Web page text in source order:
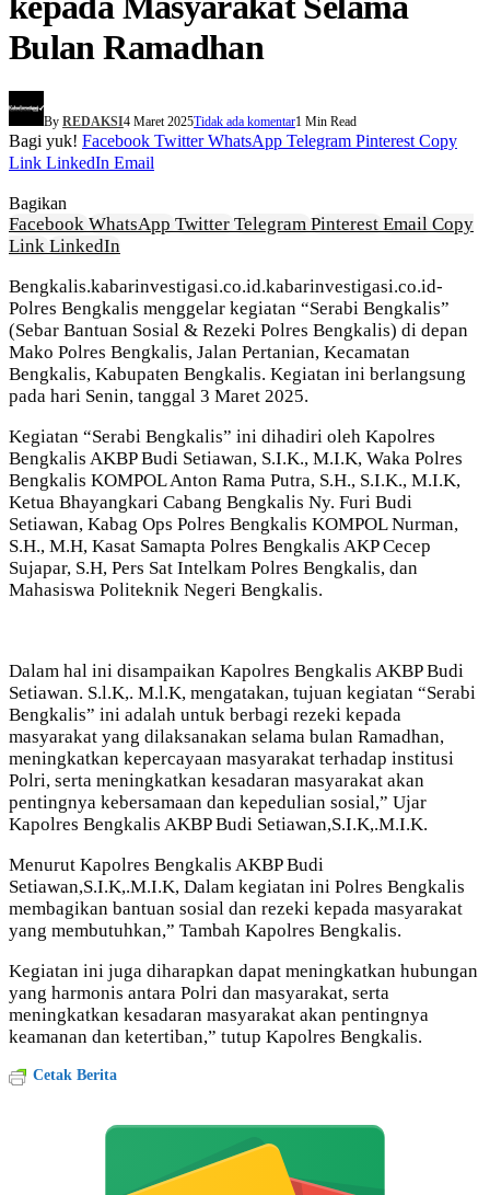
Bulan Ramadhan
By REDAKSI4 Maret 2025Tidak ada komentar1 Min Read
Bagi yuk! Facebook Twitter WhatsApp Telegram Pinterest Copy
Link LinkedIn Email
Bagikan
Facebook WhatsApp Twitter Telegram Pinterest Email Copy
Link LinkedIn
Bengkalis.kabarinvestigasi.co.id.kabarinvestigasi.co.id-
Polres Bengkalis menggelar kegiatan “Serabi Bengkalis”
(Sebar Bantuan Sosial & Rezeki Polres Bengkalis) di depan
Mako Polres Bengkalis, Jalan Pertanian, Kecamatan
Bengkalis, Kabupaten Bengkalis. Kegiatan ini berlangsung
pada hari Senin, tanggal 3 Maret 2025.
Kegiatan “Serabi Bengkalis” ini dihadiri oleh Kapolres
Bengkalis AKBP Budi Setiawan, S.I.K., M.I.K, Waka Polres
Bengkalis KOMPOL Anton Rama Putra, S.H., S.I.K., M.I.K,
Ketua Bhayangkari Cabang Bengkalis Ny. Furi Budi
Setiawan, Kabag Ops Polres Bengkalis KOMPOL Nurman,
S.H., M.H, Kasat Samapta Polres Bengkalis AKP Cecep
Sujapar, S.H, Pers Sat Intelkam Polres Bengkalis, dan
Mahasiswa Politeknik Negeri Bengkalis.
Dalam hal ini disampaikan Kapolres Bengkalis AKBP Budi
Setiawan. S.l.K,. M.l.K, mengatakan, tujuan kegiatan “Serabi
Bengkalis” ini adalah untuk berbagi rezeki kepada
masyarakat yang dilaksanakan selama bulan Ramadhan,
meningkatkan kepercayaan masyarakat terhadap institusi
Polri, serta meningkatkan kesadaran masyarakat akan
pentingnya kebersamaan dan kepedulian sosial,” Ujar
Kapolres Bengkalis AKBP Budi Setiawan,S.I.K,.M.I.K.
Menurut Kapolres Bengkalis AKBP Budi
Setiawan,S.I.K,.M.I.K, Dalam kegiatan ini Polres Bengkalis
membagikan bantuan sosial dan rezeki kepada masyarakat
yang membutuhkan,” Tambah Kapolres Bengkalis.
Kegiatan ini juga diharapkan dapat meningkatkan hubungan
yang harmonis antara Polri dan masyarakat, serta
meningkatkan kesadaran masyarakat akan pentingnya
keamanan dan ketertiban,” tutup Kapolres Bengkalis.
Cetak Berita